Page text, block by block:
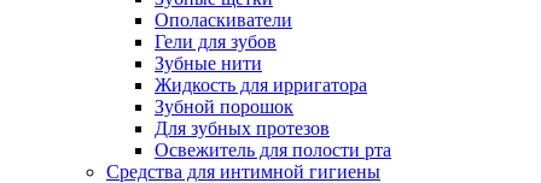
Ополаскиватели
Гели для зубов
Зубные нити
Жидкость для ирригатора
Зубной порошок
Для зубных протезов
Освежитель для полости рта
Средства для интимной гигиены